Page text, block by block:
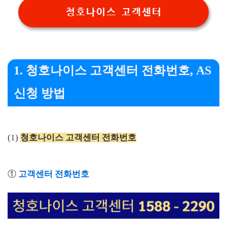
청호나이스 고객센터
1. 청호나이스 고객센터 전화번호, AS
신청 방법
(1) 청호나이스 고객센터 전화번호
① 고객센터 전화번호